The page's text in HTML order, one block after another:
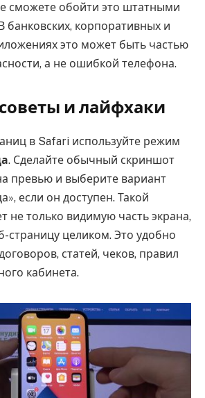
сможете обойти это штатными
банковских, корпоративных и
это может быть частью
а не ошибкой телефона.
и лайфхаки
в Safari используйте режим
. Сделайте обычный скриншот
превью и выберите вариант
если он доступен. Такой
не только видимую часть экрана,
страницу целиком. Это удобно
статей, чеков, правил
кабинета.